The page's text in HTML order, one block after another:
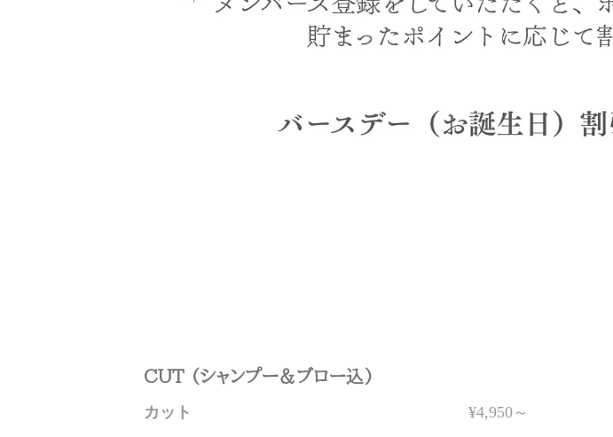
CUT (シャンプー＆ブロー込)
カット
¥4,950～